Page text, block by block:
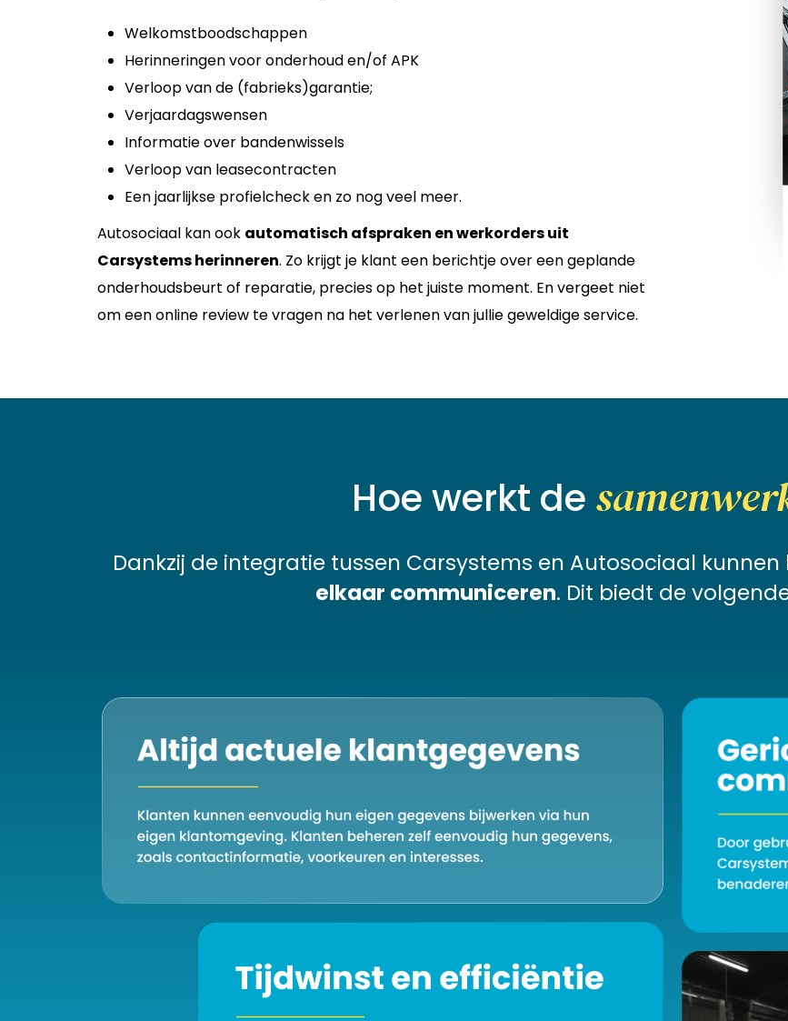
Welkomstboodschappen
Herinneringen voor onderhoud en/of APK
Verloop van de (fabrieks)garantie;
Verjaardagswensen
Informatie over bandenwissels
Verloop van leasecontracten
Een jaarlijkse profielcheck en zo nog veel meer.
Autosociaal kan ook automatisch afspraken en werkorders uit
Carsystems herinneren. Zo krijgt je klant een berichtje over een geplande
onderhoudsbeurt of reparatie, precies op het juiste moment. En vergeet niet
om een online review te vragen na het verlenen van jullie geweldige service.
Hoe werkt de
Dankzij de integratie tussen Carsystems en Autosociaal
elkaar communiceren. Dit biedt de